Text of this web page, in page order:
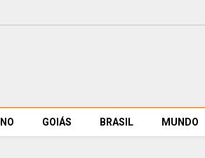
GOIÁS BRASIL MUNDO